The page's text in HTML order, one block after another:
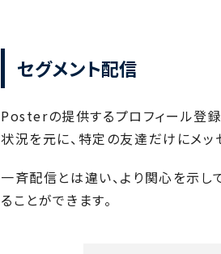
セグメント配信
Posterの提供するプロフィール登
状況を元に、特定の友達だけにメッ
一斉配信とは違い、より関心を示
ることができます。